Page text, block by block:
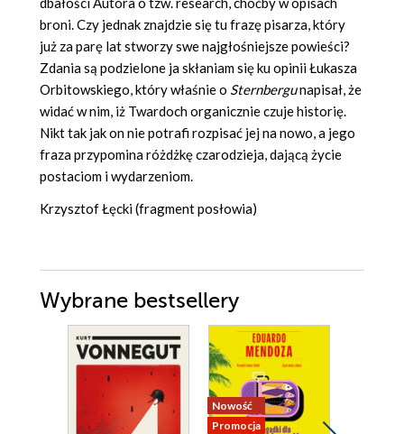
broni. Czy jednak znajdzie się tu frazę pisarza, który
już za parę lat stworzy swe najgłośniejsze powieści?
Zdania są podzielone ja skłaniam się ku opinii Łukasza
Orbitowskiego, który właśnie o Sternbergunapisał, że
widać w nim, iż Twardoch organicznie czuje historię.
Nikt tak jak on nie potrafi rozpisać jej na nowo, a jego
fraza przypomina różdżkę czarodzieja, dającą życie
postaciom i wydarzeniom.
Krzysztof Łęcki (fragment posłowia)
Wybrane bestsellery
Nowość
Promocja